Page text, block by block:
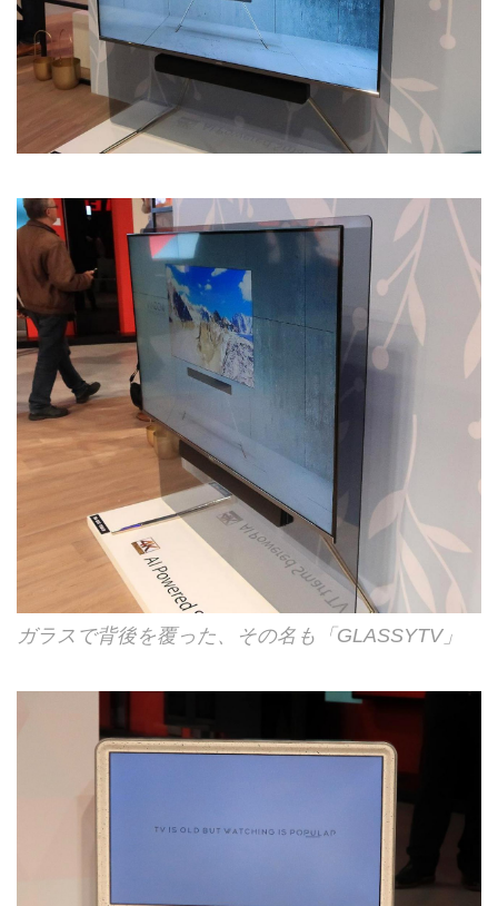
ガラスで背後を覆った、その名も「GLASSYTV」